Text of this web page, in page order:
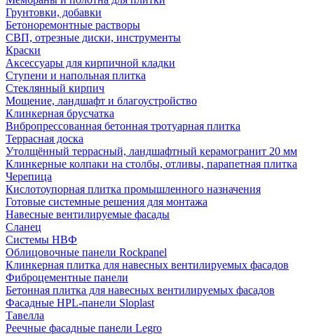
Грунтовки, добавки
Бетоноремонтные растворы
СВП, отрезные диски, инструменты
Краски
Аксессуары для кирпичной кладки
Ступени и напольная плитка
Cтеклянный кирпич
Мощение, ландшафт и благоустройство
Клинкерная брусчатка
Вибропрессованная бетонная тротуарная плитка
Террасная доска
Утолщённый террасный, ландшафтный керамогранит 20 мм
Клинкерные колпаки на столбы, отливы, парапетная плитка
Черепица
Кислотоупорная плитка промышленного назначения
Готовые системные решения для монтажа
Навесные вентилируемые фасады
Сланец
Системы НВФ
Облицовочные панели Rockpanel
Клинкерная плитка для навесных вентилируемых фасадов
Фиброцементные панели
Бетонная плитка для навесных вентилируемых фасадов
Фасадные HPL-панели Sloplast
Тавелла
Реечные фасадные панели Legro